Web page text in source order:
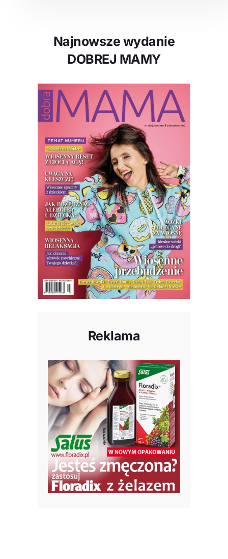
Najnowsze wydanie
DOBREJ MAMY
Reklama